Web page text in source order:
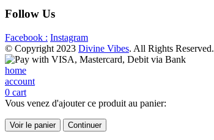
Follow Us
Facebook : Instagram
© Copyright 2023 Divine Vibes. All Rights Reserved.
home
account
0 cart
Vous venez d'ajouter ce produit au panier:
Voir le panier Continuer